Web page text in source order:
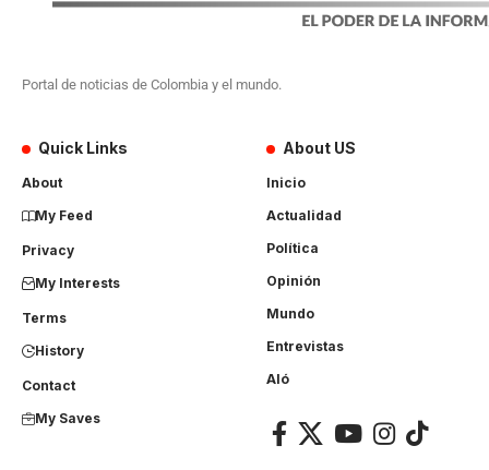
Portal de noticias de Colombia y el mundo.
Quick Links
About
My Feed
Privacy
My Interests
Terms
History
Contact
My Saves
About US
Inicio
Actualidad
Política
Opinión
Mundo
Entrevistas
Aló